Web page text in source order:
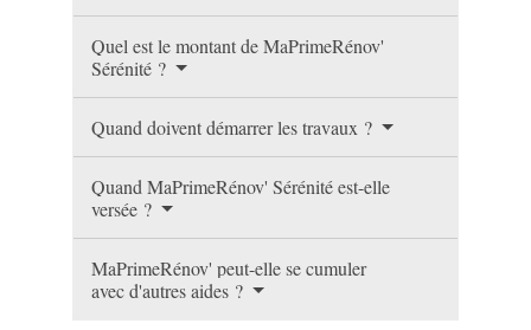
Quel est le montant de MaPrimeRénov'
Sérénité ?
Quand doivent démarrer les travaux ?
Quand MaPrimeRénov' Sérénité est-elle
versée ?
MaPrimeRénov' peut-elle se cumuler
avec d'autres aides ?